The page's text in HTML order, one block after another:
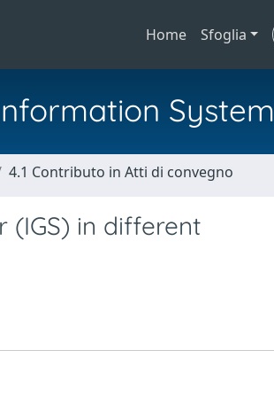
Home Sfoglia
System
4.1 Contributo in Atti di convegno
(IGS) in different